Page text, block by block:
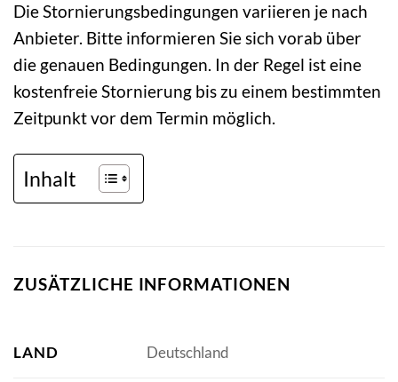
Die Stornierungsbedingungen variieren je nach
Anbieter. Bitte informieren Sie sich vorab über
die genauen Bedingungen. In der Regel ist eine
kostenfreie Stornierung bis zu einem bestimmten
Zeitpunkt vor dem Termin möglich.
Inhalt
ZUSÄTZLICHE INFORMATIONEN
LAND Deutschland